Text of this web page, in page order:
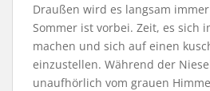
Draußen wird es langsam
Sommer ist vorbei. Zeit, es sich
machen und sich auf einen
einzustellen. Während der
unaufhörlich vom grauen